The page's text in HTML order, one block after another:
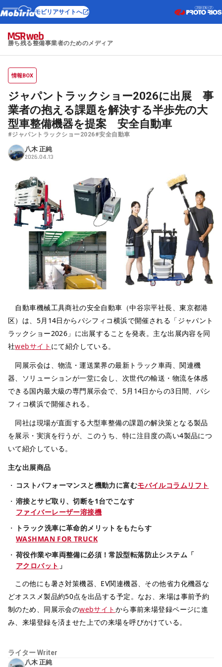
モビリアサイトへ
勝ち残る整備事業者のためのメディア
情報BOX
ジャパントラックショー2026に出展 事
業者の抱える課題を解決する半歩先の大
型車整備機器を提案 安全自動車
#ジャパントラックショー2026#安全自動車
八木 正純
2026.04.13
自動車機械工具商社の安全自動車（中谷宗平社長、東京都港
区）は、5月14日からパシフィコ横浜で開催される「ジャパント
ラックショー2026」に出展することを発表。主な出展内容を同
社webサイト にて紹介している。
同展示会は、物流・運送業界の最新トラック車両、関連機
器、ソリューションが一堂に会し、次世代の輸送・物流を体感
できる国内最大級の専門展示会で、5月14日からの3日間、パシ
フィコ横浜で開催される。
同社は現場が直面する大型車整備の課題の解決策となる製品
を展示・実演を行うが、このうち、特に注目度の高い4製品につ
いて紹介している。
主な出展商品
コストパフォーマンスと機動力に富むモバイルコラムリフト
溶接とサビ取り、切断を1台でこなす
ファイバーレーザー溶接機
トラック洗車に革命的メリットをもたらす
WASHMAN FOR TRUCK
荷役作業や車両整備に必須！常設型転落防止システム「
アクロバット 」
この他にも暑さ対策機器、EV関連機器、その他省力化機器な
どオススメ製品約50点を出品する予定。なお、来場は事前予約
制のため、同展示会のwebサイト から事前来場登録ページに進
み、来場登録を済ませた上での来場を呼びかけている。
ライターWriter
八木 正純